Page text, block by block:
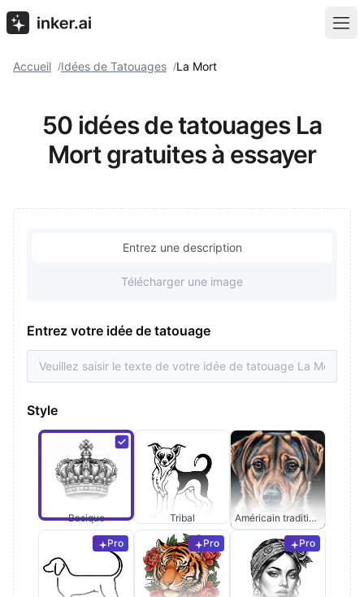
Accueil /Idées de Tatouages /La Mort
50 idées de tatouages La
Mort gratuites à essayer
Entrez une description
Télécharger une image
Entrez votre idée de tatouage
Style
Basique Tribal Américain traditionnel
Pro Pro Pro